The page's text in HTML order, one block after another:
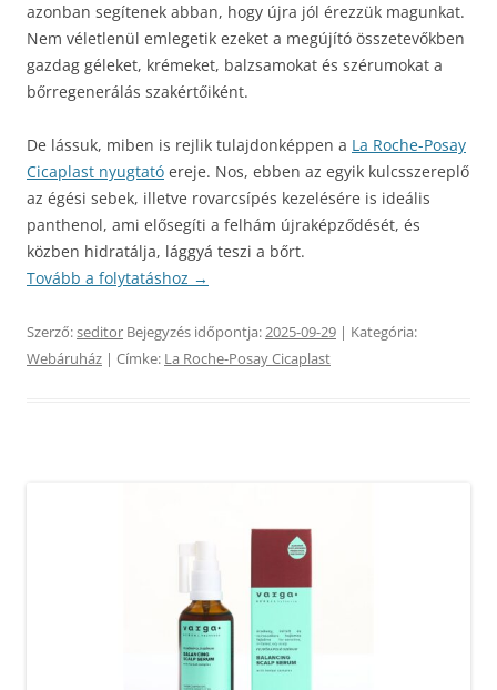
azonban segítenek abban, hogy újra jól érezzük magunkat.
Nem véletlenül emlegetik ezeket a megújító összetevőkben
gazdag géleket, krémeket, balzsamokat és szérumokat a
bőrregenerálás szakértőiként.
De lássuk, miben is rejlik tulajdonképpen a La Roche-Posay
Cicaplast nyugtató ereje. Nos, ebben az egyik kulcsszereplő
az égési sebek, illetve rovarcsípés kezelésére is ideális
panthenol, ami elősegíti a felhám újraképződését, és
közben hidratálja, lággyá teszi a bőrt.
Tovább a folytatáshoz →
Szerző:seditor Bejegyzés időpontja:2025-09-29 | Kategória:
Webáruház | Címke: La Roche-Posay Cicaplast